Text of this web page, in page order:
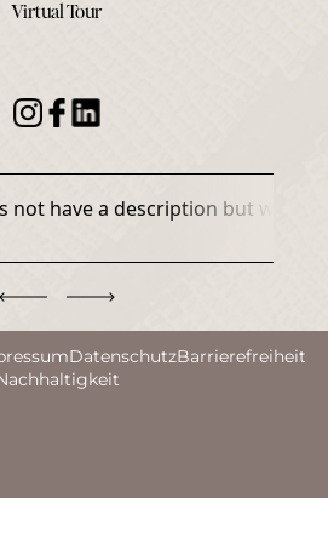
Virtual Tour
DatenschutzBarrierefreiheit